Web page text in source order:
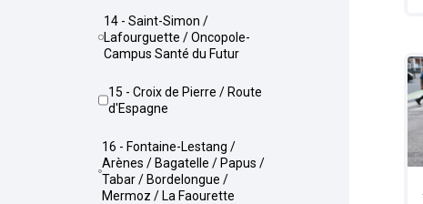
14 - Saint-Simon /
Lafourguette / Oncopole-
Campus Santé du Futur
15 - Croix de Pierre / Route
d'Espagne
16 - Fontaine-Lestang /
Arènes / Bagatelle / Papus /
Tabar / Bordelongue /
Mermoz / La Faourette